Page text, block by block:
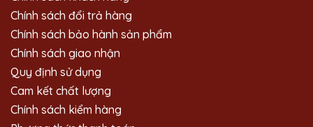
Chính sách đổi trả hàng
Chính sách bảo hành sản phẩm
Chính sách giao nhận
Quy định sử dụng
Cam kết chất lượng
Chính sách kiểm hàng